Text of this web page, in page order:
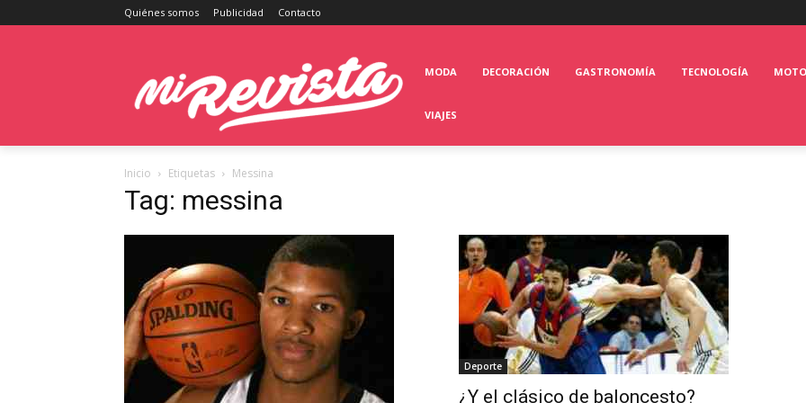
Quiénes somos Publicidad Contacto
MODA DECORACIÓN GASTRONOMÍA TECNOLOGÍA
VIAJES
Inicio Etiquetas Messina
Tag: messina
Deporte
¿Y el clásico de baloncesto?